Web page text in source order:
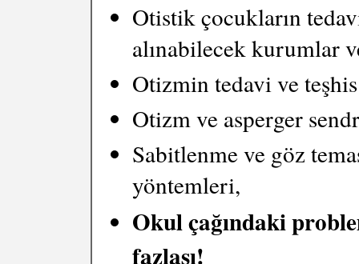
Otistik çocukların
alınabilecek kurumlar
Otizmin tedavi ve
Otizm ve asperger
Sabitlenme ve göz
yöntemleri,
Okul çağındaki
fazlası!